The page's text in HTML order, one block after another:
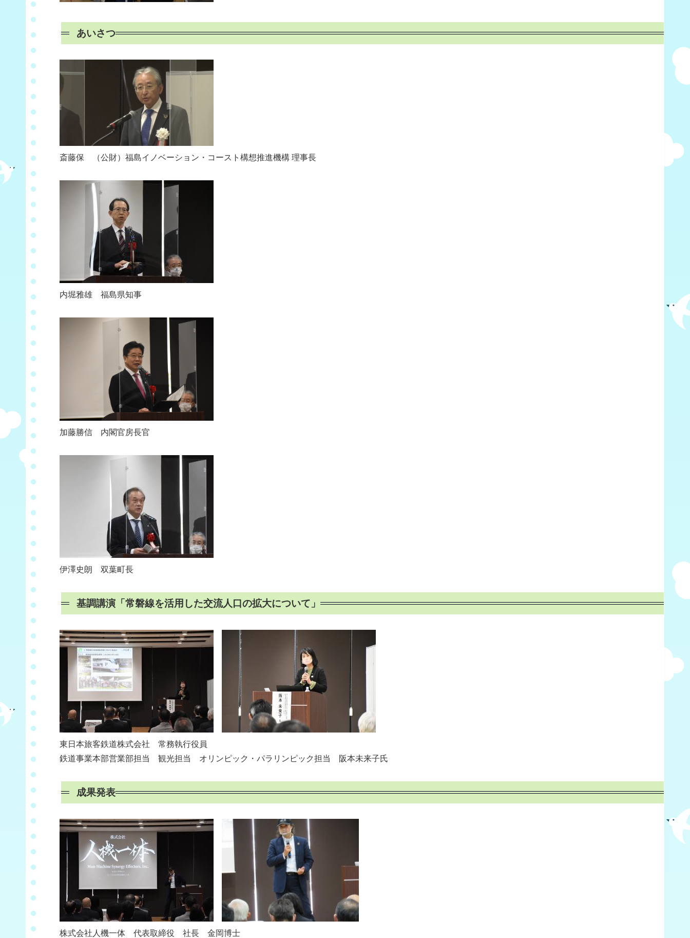
あいさつ
斎藤保 （公財）福島イノベーション・コースト構想推進機構 理事長
内堀雅雄 福島県知事
加藤勝信 内閣官房長官
伊澤史朗 双葉町長
基調講演「常磐線を活用した交流人口の拡大について」
東日本旅客鉄道株式会社 常務執行役員
鉄道事業本部営業部担当 観光担当 オリンピック・パラリンピック担当 阪本未来子氏
成果発表
株式会社人機一体 代表取締役 社長 金岡博士